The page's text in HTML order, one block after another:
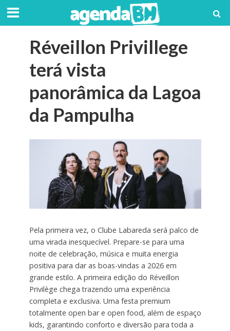
Réveillon Privillege
terá vista
panorâmica da Lagoa
da Pampulha
Pela primeira vez, o Clube Labareda será palco de
uma virada inesquecível. Prepare-se para uma
noite de celebração, música e muita energia
positiva para dar as boas-vindas a 2026 em
grande estilo. A primeira edição do Réveillon
Privilège chega trazendo uma experiência
completa e exclusiva. Uma festa premium
totalmente open bar e open food, além de espaço
kids, garantindo conforto e diversão para toda a